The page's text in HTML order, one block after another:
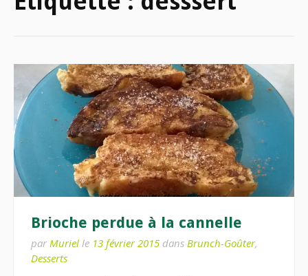
Brioche perdue à la cannelle
par Muriel le 13 février 2015 dans Brunch-Goûter,
Desserts